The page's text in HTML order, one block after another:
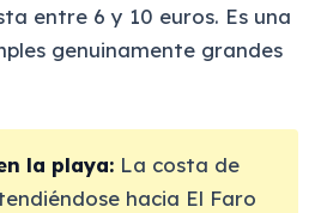
entre 6 y 10 euros. Es una
genuinamente grandes
la playa: La costa de
hacia El Faro